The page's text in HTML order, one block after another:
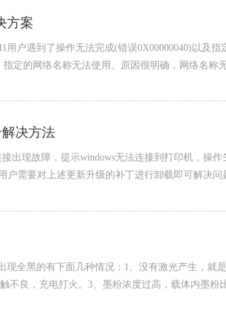
方案
户遇到了操作无法完成(错误0X00000040)以及
定的网络名称无法使用。原因很明确，网络名称
决方法
现故障，提示windows无法连接到打印机，操作
户需要对上述更新升级的补丁进行卸载即可解决
全黑的有下面几种情况：1、没有激光产生，就
良，充电打火。3、墨粉浓度过高，载体内墨粉